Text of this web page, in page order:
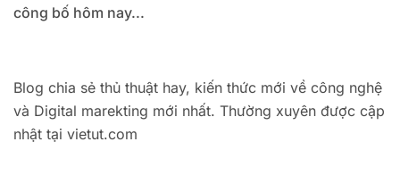
công bố hôm nay...
Blog chia sẻ thủ thuật hay, kiến thức mới về công nghệ
và Digital marekting mới nhất. Thường xuyên được cập
nhật tại vietut.com